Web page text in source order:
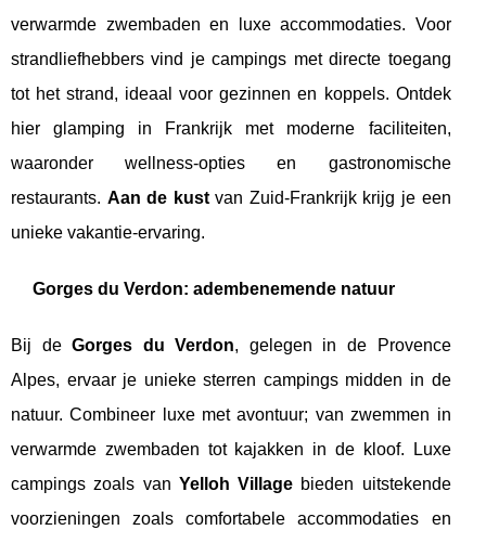
verwarmde zwembaden en luxe accommodaties. Voor
strandliefhebbers vind je campings met directe toegang
tot het strand, ideaal voor gezinnen en koppels. Ontdek
hier glamping in Frankrijk met moderne faciliteiten,
waaronder wellness-opties en gastronomische
restaurants. Aan de kustvan Zuid-Frankrijk krijg je een
unieke vakantie-ervaring.
Gorges du Verdon: adembenemende natuur
Bij deGorges du Verdon, gelegen in de Provence
Alpes, ervaar je unieke sterren campings midden in de
natuur. Combineer luxe met avontuur; van zwemmen in
verwarmde zwembaden tot kajakken in de kloof. Luxe
campings zoals van Yelloh Village bieden uitstekende
voorzieningen zoals comfortabele accommodaties en